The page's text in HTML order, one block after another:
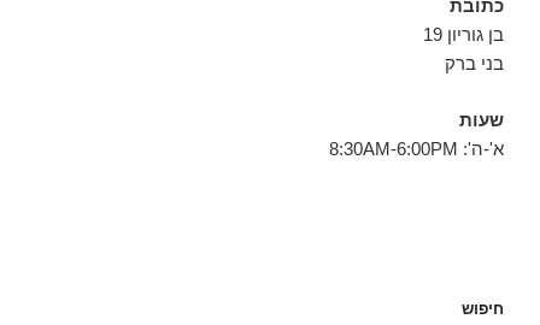
כתובת
בן גוריון 19
בני ברק
שעות
א'-ה': 8:30AM-6:00PM
חיפוש